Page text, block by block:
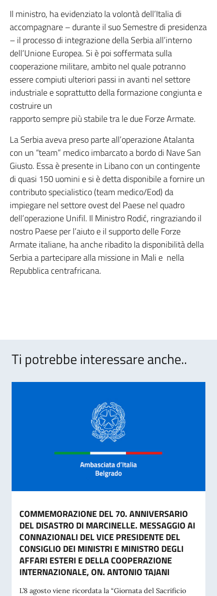
Il ministro, ha evidenziato la volontà dell’Italia di
accompagnare – durante il suo Semestre di presidenza
– il processo di integrazione della Serbia all’interno
dell’Unione Europea. Si è poi soffermata sulla
cooperazione militare, ambito nel quale potranno
essere compiuti ulteriori passi in avanti nel settore
industriale e soprattutto della formazione congiunta e
costruire un
rapporto sempre più stabile tra le due Forze Armate.
La Serbia aveva preso parte all’operazione Atalanta
con un “team” medico imbarcato a bordo di Nave San
Giusto. Essa è presente in Libano con un contingente
di quasi 150 uomini e si è detta disponibile a fornire un
contributo specialistico (team medico/Eod) da
impiegare nel settore ovest del Paese nel quadro
dell’operazione Unifil. Il Ministro Rodić, ringraziando il
nostro Paese per l’aiuto e il supporto delle Forze
Armate italiane, ha anche ribadito la disponibilità della
Serbia a partecipare alla missione in Mali e nella
Repubblica centrafricana.
Ti potrebbe interessare anche..
COMMEMORAZIONE DEL 70. ANNIVERSARIO
DEL DISASTRO DI MARCINELLE. MESSAGGIO AI
CONNAZIONALI DEL VICE PRESIDENTE DEL
CONSIGLIO DEI MINISTRI E MINISTRO DEGLI
AFFARI ESTERI E DELLA COOPERAZIONE
INTERNAZIONALE, ON. ANTONIO TAJANI
L’8 agosto viene ricordata la “Giornata del Sacrificio